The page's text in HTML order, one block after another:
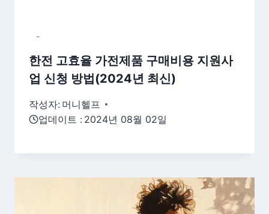
한전 고효율 가전제품 구매비용 지원사
업 신청 방법(2024년 최신)
작성자: 머니헬프
업데이트 : 2024년 08월 02일